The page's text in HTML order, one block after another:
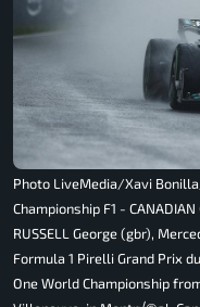
Photo LiveMedia/Xavi
Championship F1 -
RUSSELL George (gbr),
Formula 1 Pirelli Grand Prix
One World Championship